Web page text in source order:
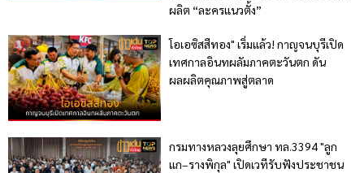
ผลิต “ละครแนวตั้ง”
โอเอซิสสีทอง" เริ่มแล้ว! กาญจนบุรีเปิด
เทศกาลอินทผลัมภาคตะวันตก ดัน
ผลผลิตคุณภาพสู่ตลาด
กรมทางหลวงลุยศึกษา ทล.3394 "ลูก
แก–รางพิกุล" เปิดเวทีรับฟังประชาชน